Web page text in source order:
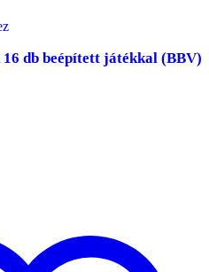
db beépített játékkal (BBV)